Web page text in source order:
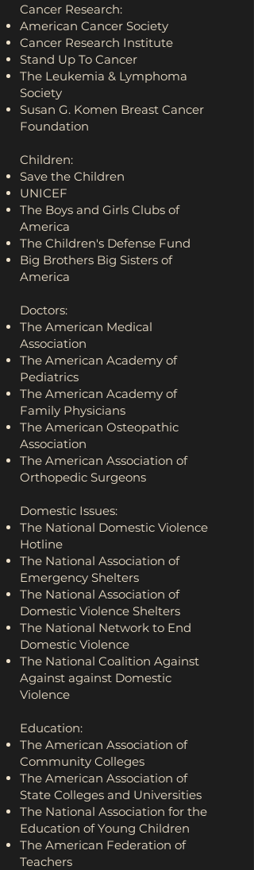
Cancer Research:
American Cancer Society
Cancer Research Institute
Stand Up To Cancer
The Leukemia & Lymphoma
Society
Susan G. Komen Breast Cancer
Foundation
Children:
Save the Children
UNICEF
The Boys and Girls Clubs of
America
The Children's Defense Fund
Big Brothers Big Sisters of
America
Doctors:
The American Medical
Association
The American Academy of
Pediatrics
The American Academy of
Family Physicians
The American Osteopathic
Association
The American Association of
Orthopedic Surgeons
Domestic Issues:
The National Domestic Violence
Hotline
The National Association of
Emergency Shelters
The National Association of
Domestic Violence Shelters
The National Network to End
Domestic Violence
The National Coalition Against
Against against Domestic
Violence
Education:
The American Association of
Community Colleges
The American Association of
State Colleges and Universities
The National Association for the
Education of Young Children
The American Federation of
Teachers